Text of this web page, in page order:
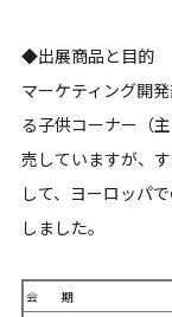
◆出展商品と目的
マーケティング開
る子供コーナー（
売していますが、
して、ヨーロッパ
しました。
会 期